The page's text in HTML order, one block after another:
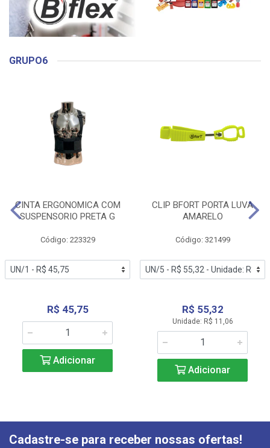
GRUPO6
CINTA ERGONOMICA COM
SUSPENSORIO PRETA G
Código: 223329
R$ 45,75
Adicionar
CLIP BFORT PORTA LUVA
AMARELO
Código: 321499
R$ 55,32
Unidade: R$ 11,06
Adicionar
Cadastre-se para receber nossas ofertas!